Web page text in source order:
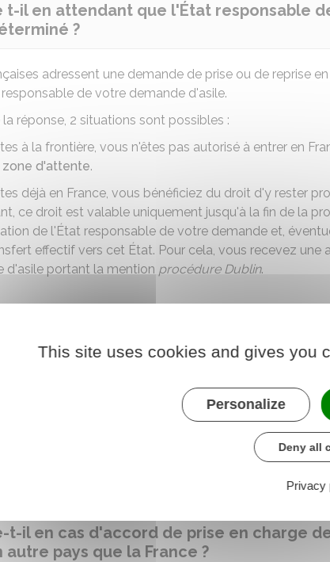
t-il en attendant que l'État responsable
?
adressent une demande de prise ou de reprise
de votre demande d'asile.
réponse, 2 situations sont possibles :
à la frontière, vous n'êtes pas autorisé à entrer en
d'attente.
déjà en France, vous bénéficiez du droit d'y rester
ce droit est valable uniquement jusqu'à la fin de la
de l'État responsable de votre demande et,
effectif vers cet État. Pour cela, vous recevez une
d'asile portant la mention procédure Dublin.
valable 1 mois. Elle est renouvelable par période de
ne pas être renouvelée) si vous refusez de répondre
vous rendre à un contrôle.
de bénéficier des
être
pendant le temps
responsable de votre demande.
dans une langue que vous comprenez, de la
t-il en cas d'accord de prise en charge
autre pays que la France ?
This site uses cookies and gives you
Personalize
Deny all
Privacy